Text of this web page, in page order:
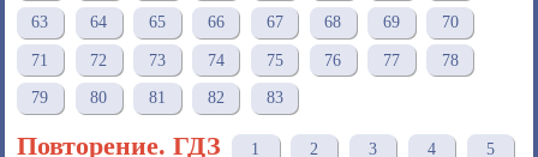
63 64 65 66 67 68 69 70
71 72 73 74 75 76 77 78
79 80 81 82 83
Повторение. ГДЗ 1 2 3 4 5